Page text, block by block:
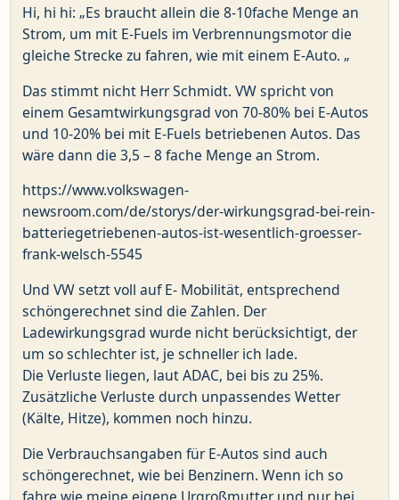
Hi, hi hi: „Es braucht allein die 8-10fache Menge an
Strom, um mit E-Fuels im Verbrennungsmotor die
gleiche Strecke zu fahren, wie mit einem E-Auto. „
Das stimmt nicht Herr Schmidt. VW spricht von
einem Gesamtwirkungsgrad von 70-80% bei E-Autos
und 10-20% bei mit E-Fuels betriebenen Autos. Das
wäre dann die 3,5 – 8 fache Menge an Strom.
https://www.volkswagen-
newsroom.com/de/storys/der-wirkungsgrad-bei-rein-
batteriegetriebenen-autos-ist-wesentlich-groesser-
frank-welsch-5545
Und VW setzt voll auf E- Mobilität, entsprechend
schöngerechnet sind die Zahlen. Der
Ladewirkungsgrad wurde nicht berücksichtigt, der
um so schlechter ist, je schneller ich lade.
Die Verluste liegen, laut ADAC, bei bis zu 25%.
Zusätzliche Verluste durch unpassendes Wetter
(Kälte, Hitze), kommen noch hinzu.
Die Verbrauchsangaben für E-Autos sind auch
schöngerechnet, wie bei Benzinern. Wenn ich so